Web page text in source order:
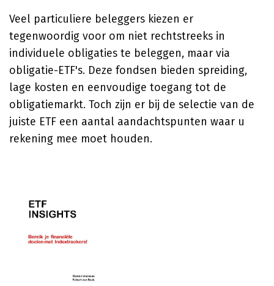
Veel particuliere beleggers kiezen er
tegenwoordig voor om niet rechtstreeks in
individuele obligaties te beleggen, maar via
obligatie-ETF's. Deze fondsen bieden spreiding,
lage kosten en eenvoudige toegang tot de
obligatiemarkt. Toch zijn er bij de selectie van de
juiste ETF een aantal aandachtspunten waar u
rekening mee moet houden.